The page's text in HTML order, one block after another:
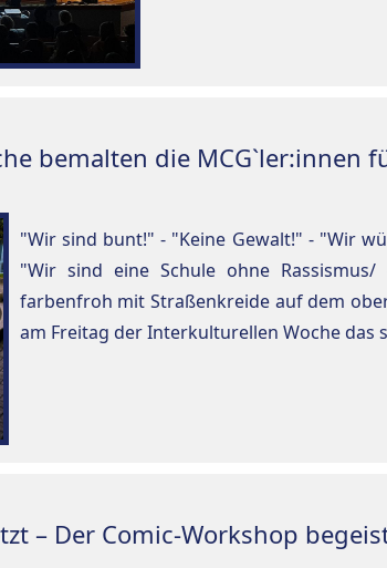
bemalten die MCG`ler:innen
"Wir sind bunt!" - "Keine Gewalt!" - "Wir
"Wir sind eine Schule ohne
farbenfroh mit Straßenkreide auf dem
am Freitag der Interkulturellen Woche das
– Der Comic-Workshop